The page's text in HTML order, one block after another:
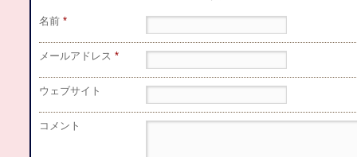
名前 *
メールアドレス *
ウェブサイト
コメント